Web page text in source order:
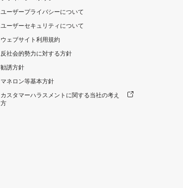
ユーザープライバシーについて
ユーザーセキュリティについて
ウェブサイト利用規約
反社会的勢力に対する方針
勧誘方針
マネロン等基本方針
カスタマーハラスメントに関する当社の考え
方